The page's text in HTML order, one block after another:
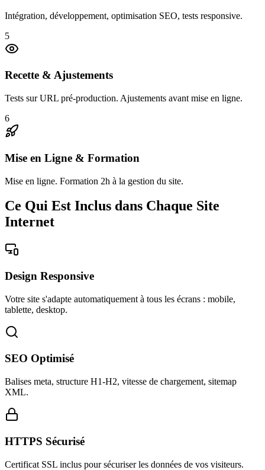
Intégration, développement, optimisation SEO, tests responsive.
5
Recette & Ajustements
Tests sur URL pré-production. Ajustements avant mise en ligne.
6
Mise en Ligne & Formation
Mise en ligne. Formation 2h à la gestion du site.
Ce Qui Est Inclus dans Chaque Site
Internet
Design Responsive
Votre site s'adapte automatiquement à tous les écrans : mobile,
tablette, desktop.
SEO Optimisé
Balises meta, structure H1-H2, vitesse de chargement, sitemap
XML.
HTTPS Sécurisé
Certificat SSL inclus pour sécuriser les données de vos visiteurs.